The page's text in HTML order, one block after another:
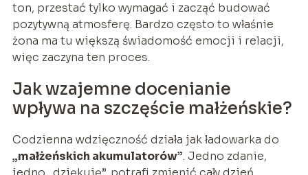
ton, przestać tylko wymagać i zacząć budować
pozytywną atmosferę. Bardzo często to właśnie
żona ma tu większą świadomość emocji i relacji,
więc zaczyna ten proces.
Jak wzajemne docenianie
wpływa na szczęście małżeńskie?
Codzienna wdzięczność działa jak ładowarka do
„małżeńskich akumulatorów”. Jedno zdanie,